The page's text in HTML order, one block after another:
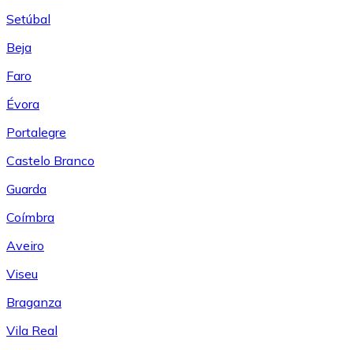
Setúbal
Beja
Faro
Évora
Portalegre
Castelo Branco
Guarda
Coímbra
Aveiro
Viseu
Braganza
Vila Real